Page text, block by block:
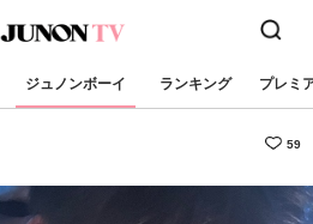
ジュノンボーイ ランキング プレミ
59